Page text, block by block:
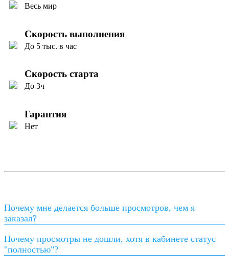
Весь мир
Скорость выполнения
До 5 тыс. в час
Скорость старта
До 3ч
Гарантия
Нет
Почему мне делается больше просмотров, чем я
заказал?
Почему просмотры не дошли, хотя в кабинете статус
"полностью"?